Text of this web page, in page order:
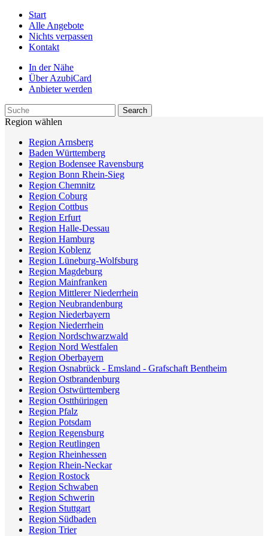
Start
Alle Angebote
Nichts verpassen
Kontakt
In der Nähe
Über AzubiCard
Anbieter werden
Region wählen
Region Arnsberg
Baden Württemberg
Region Bodensee Ravensburg
Region Bonn Rhein-Sieg
Region Chemnitz
Region Coburg
Region Cottbus
Region Erfurt
Region Halle-Dessau
Region Hamburg
Region Koblenz
Region Lüneburg-Wolfsburg
Region Magdeburg
Region Mainfranken
Region Mittlerer Niederrhein
Region Neubrandenburg
Region Niederbayern
Region Niederrhein
Region Nordschwarzwald
Region Nord Westfalen
Region Oberbayern
Region Osnabrück - Emsland - Grafschaft Bentheim
Region Ostbrandenburg
Region Ostwürttemberg
Region Ostthüringen
Region Pfalz
Region Potsdam
Region Regensburg
Region Reutlingen
Region Rheinhessen
Region Rhein-Neckar
Region Rostock
Region Schwaben
Region Schwerin
Region Stuttgart
Region Südbaden
Region Trier